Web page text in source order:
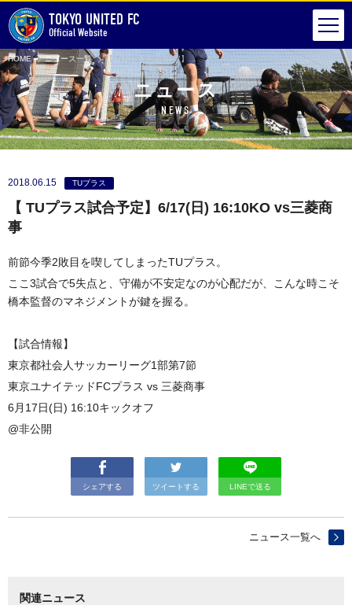
TOKYO UNITED FC
Official Website
HOME ニュース一覧 【 TUプラス試合予定】6/17(日) 16:10KO vs三菱商事
ニュース
NEWS
2018.06.15 TUプラス
【 TUプラス試合予定】6/17(日) 16:10KO vs三菱商
事
前節今季2敗目を喫してしまったTUプラス。
ここ3試合で5失点と、守備が不安定なのが心配だが、こんな時こそ
橋本監督のマネジメントが鍵を握る。
【試合情報】
東京都社会人サッカーリーグ1部第7節
東京ユナイテッドFCプラス vs 三菱商事
6月17日(日) 16:10キックオフ
@非公開
シェアする ツイートする LINEで送る
ニュース一覧へ
関連ニュース